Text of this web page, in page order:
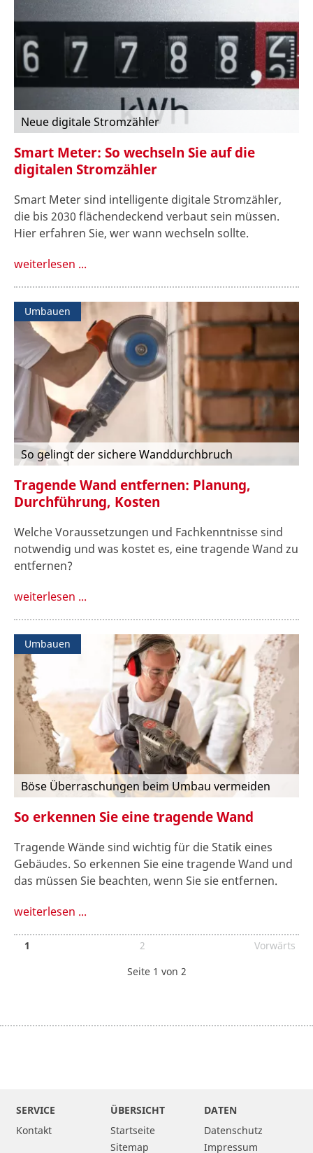
Neue digitale Stromzähler
Smart Meter: So wechseln Sie auf die
digitalen Stromzähler
Smart Meter sind intelligente digitale Stromzähler,
die bis 2030 flächendeckend verbaut sein müssen.
Hier erfahren Sie, wer wann wechseln sollte.
weiterlesen ...
Umbauen
So gelingt der sichere Wanddurchbruch
Tragende Wand entfernen: Planung,
Durchführung, Kosten
Welche Voraussetzungen und Fachkenntnisse sind
notwendig und was kostet es, eine tragende Wand zu
entfernen?
weiterlesen ...
Umbauen
Böse Überraschungen beim Umbau vermeiden
So erkennen Sie eine tragende Wand
Tragende Wände sind wichtig für die Statik eines
Gebäudes. So erkennen Sie eine tragende Wand und
das müssen Sie beachten, wenn Sie sie entfernen.
weiterlesen ...
Seite 1 von 2
1 2 Vorwärts
SERVICE
Kontakt
ÜBERSICHT
Startseite
Sitemap
DATEN
Datenschutz
Impressum